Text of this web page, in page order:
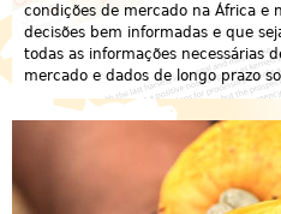
condições de mercado na África e
decisões bem informadas e que
todas as informações necessárias
mercado e dados de longo prazo